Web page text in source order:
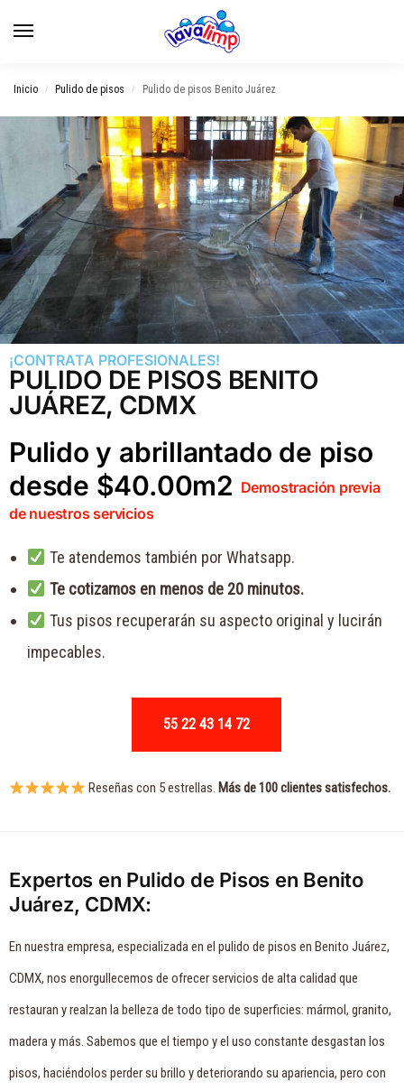
Inicio / Pulido de pisos / Pulido de pisos Benito Juárez
¡CONTRATA PROFESIONALES!
PULIDO DE PISOS BENITO
JUÁREZ, CDMX
Pulido y abrillantado de piso
desde $40.00m2 Demostración previa
de nuestros servicios
Te atendemos también por Whatsapp.
Te cotizamos en menos de 20 minutos.
Tus pisos recuperarán su aspecto original y lucirán
impecables.
55 22 43 14 72
Reseñas con 5 estrellas. Más de 100 clientes satisfechos.
Expertos en Pulido de Pisos en Benito
Juárez, CDMX:
En nuestra empresa, especializada en el pulido de pisos en Benito Juárez,
CDMX, nos enorgullecemos de ofrecer servicios de alta calidad que
restauran y realzan la belleza de todo tipo de superficies: mármol, granito,
madera y más. Sabemos que el tiempo y el uso constante desgastan los
pisos, haciéndolos perder su brillo y deteriorando su apariencia, pero con